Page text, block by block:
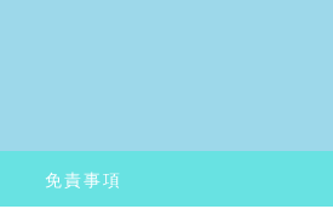
免責事項